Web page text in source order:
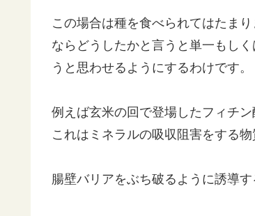
この場合は種を食べられてはたまり
ならどうしたかと言うと単一もし
うと思わせるようにするわけです。
例えば玄米の回で登場したフィチン
これはミネラルの吸収阻害をする
腸壁バリアをぶち破るように誘導す